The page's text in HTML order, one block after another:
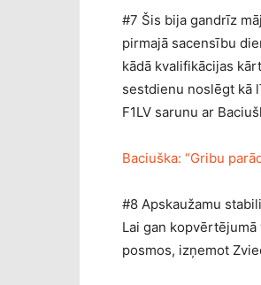
#7 Šis bija gandrīz
pirmajā sacensību
kādā kvalifikācijas
sestdienu noslēgt kā
F1LV sarunu ar
Baciuška: “Gribu
#8 Apskaužamu
Lai gan
posmos, izņemot